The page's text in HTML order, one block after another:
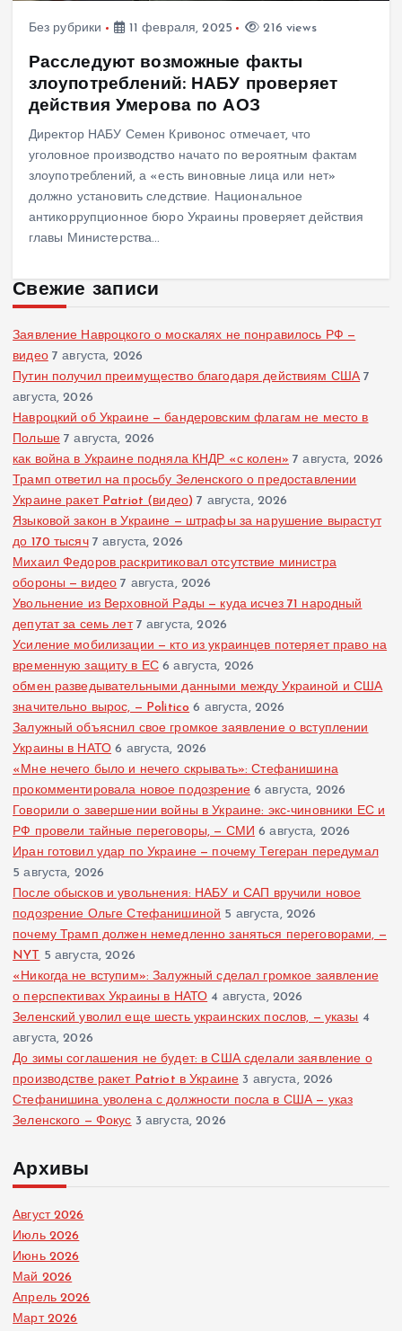
Без рубрики 11 февраля, 2025 216 views
Расследуют возможные факты
злоупотреблений: НАБУ проверяет
действия Умерова по АОЗ
Директор НАБУ Семен Кривонос отмечает, что
уголовное производство начато по вероятным фактам
злоупотреблений, а «есть виновные лица или нет»
должно установить следствие. Национальное
антикоррупционное бюро Украины проверяет действия
главы Министерства…
Свежие записи
Заявление Навроцкого о москалях не понравилось РФ —
видео 7 августа, 2026
Путин получил преимущество благодаря действиям США 7
августа, 2026
Навроцкий об Украине — бандеровским флагам не место в
Польше 7 августа, 2026
как война в Украине подняла КНДР «с колен» 7 августа, 2026
Трамп ответил на просьбу Зеленского о предоставлении
Украине ракет Patriot (видео) 7 августа, 2026
Языковой закон в Украине — штрафы за нарушение вырастут
до 170 тысяч 7 августа, 2026
Михаил Федоров раскритиковал отсутствие министра
обороны — видео 7 августа, 2026
Увольнение из Верховной Рады — куда исчез 71 народный
депутат за семь лет 7 августа, 2026
Усиление мобилизации — кто из украинцев потеряет право на
временную защиту в ЕС 6 августа, 2026
обмен разведывательными данными между Украиной и США
значительно вырос, — Politico 6 августа, 2026
Залужный объяснил свое громкое заявление о вступлении
Украины в НАТО 6 августа, 2026
«Мне нечего было и нечего скрывать»: Стефанишина
прокомментировала новое подозрение 6 августа, 2026
Говорили о завершении войны в Украине: экс-чиновники ЕС и
РФ провели тайные переговоры, — СМИ 6 августа, 2026
Иран готовил удар по Украине — почему Тегеран передумал
5 августа, 2026
После обысков и увольнения: НАБУ и САП вручили новое
подозрение Ольге Стефанишиной 5 августа, 2026
почему Трамп должен немедленно заняться переговорами, —
NYT 5 августа, 2026
«Никогда не вступим»: Залужный сделал громкое заявление
о перспективах Украины в НАТО 4 августа, 2026
Зеленский уволил еще шесть украинских послов, — указы 4
августа, 2026
До зимы соглашения не будет: в США сделали заявление о
производстве ракет Patriot в Украине 3 августа, 2026
Стефанишина уволена с должности посла в США — указ
Зеленского — Фокус 3 августа, 2026
Архивы
Август 2026
Июль 2026
Июнь 2026
Май 2026
Апрель 2026
Март 2026